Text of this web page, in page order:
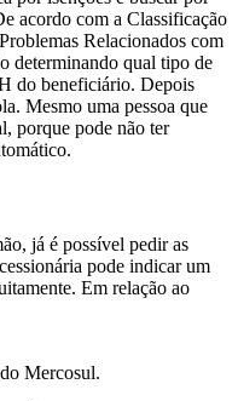
acordo com a Classificação
Relacionados com
determinando qual tipo de
do beneficiário. Depois
Mesmo uma pessoa que
porque pode não ter
já é possível pedir as
pode indicar um
Em relação ao
Mercosul.